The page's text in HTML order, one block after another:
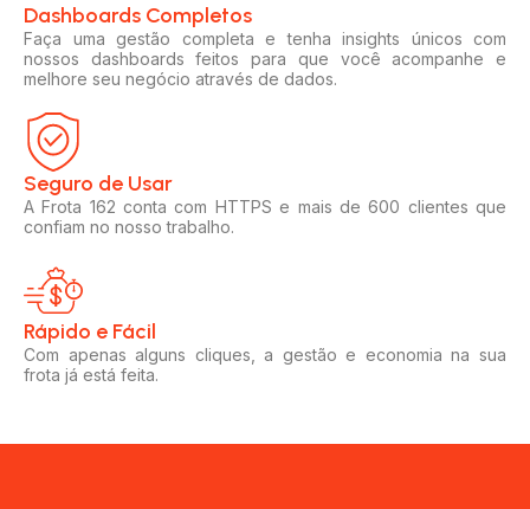
Dashboards Completos​​
Faça uma gestão completa e tenha insights únicos com
nossos dashboards feitos para que você acompanhe e
melhore seu negócio através de dados.
Seguro de Usar​
A Frota 162 conta com HTTPS e mais de 600 clientes que
confiam no nosso trabalho.
Rápido e Fácil​
Com apenas alguns cliques, a gestão e economia na sua
frota já está feita.